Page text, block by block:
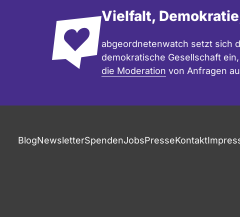
Vielfalt,
abgeordnetenwatch setzt sich
demokratische Gesellschaft
die Moderation von Anfragen
BlogNewsletterSpendenJobsPresseKontakt